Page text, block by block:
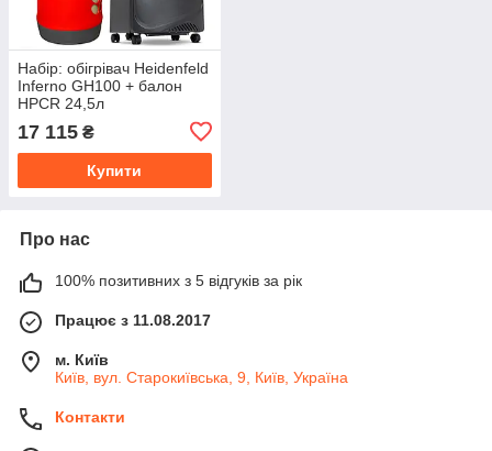
Набір: обігрівач Heidenfeld
Inferno GH100 + балон
HPCR 24,5л
17 115 ₴
Купити
Про нас
100% позитивних з 5 відгуків за рік
Працює з 11.08.2017
м. Київ
Київ, вул. Старокиївська, 9, Київ, Україна
Контакти